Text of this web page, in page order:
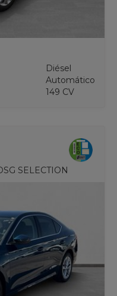
Diésel
Automático
149 CV
SELECTION